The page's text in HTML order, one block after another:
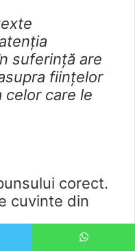
suferință are
ființelor
celor care le
corect.
cuvinte din